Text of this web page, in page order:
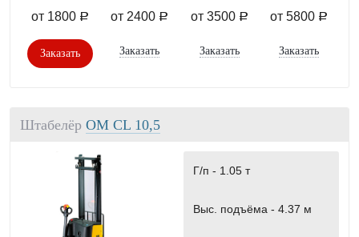
от 1800 a
Заказать
от 2400 a
Заказать
от 3500 a
Заказать
от 5800 a
Заказать
Штабелёр OМ СL 10,5
Г/п - 1.05 т
Выс. подъёма - 4.37 м